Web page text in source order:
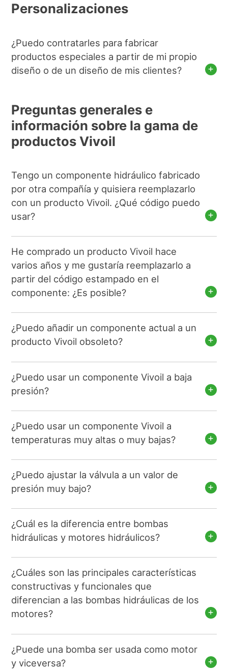
Personalizaciones
¿Puedo contratarles para fabricar
productos especiales a partir de mi propio
diseño o de un diseño de mis clientes?
Preguntas generales e
información sobre la gama de
productos Vivoil
Tengo un componente hidráulico fabricado
por otra compañía y quisiera reemplazarlo
con un producto Vivoil. ¿Qué código puedo
usar?
He comprado un producto Vivoil hace
varios años y me gustaría reemplazarlo a
partir del código estampado en el
componente: ¿Es posible?
¿Puedo añadir un componente actual a un
producto Vivoil obsoleto?
¿Puedo usar un componente Vivoil a baja
presión?
¿Puedo usar un componente Vivoil a
temperaturas muy altas o muy bajas?
¿Puedo ajustar la válvula a un valor de
presión muy bajo?
¿Cuál es la diferencia entre bombas
hidráulicas y motores hidráulicos?
¿Cuáles son las principales características
constructivas y funcionales que
diferencian a las bombas hidráulicas de los
motores?
¿Puede una bomba ser usada como motor
y viceversa?